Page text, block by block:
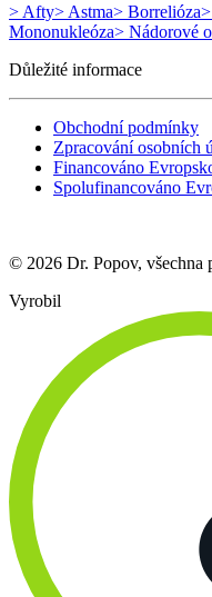
> Afty> Astma> Borrelióza
Mononukleóza> Nádorové
Důležité informace
Obchodní podmínky
Zpracování osobních
Financováno
Spolufinancováno
© 2026 Dr. Popov, všechna
Vyrobil